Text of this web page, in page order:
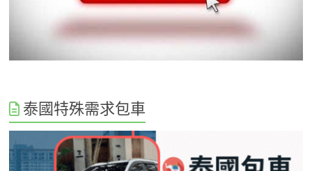
泰國特殊需求包車